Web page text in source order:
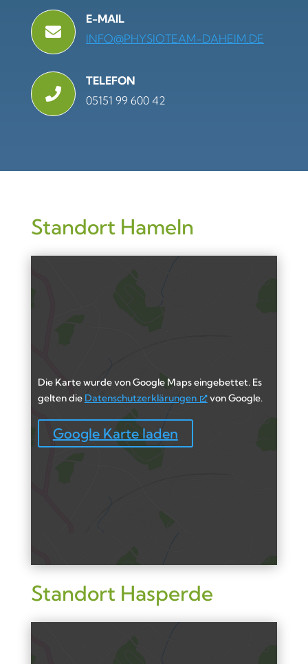

E-MAIL
INFO@PHYSIOTEAM-DAHEIM.DE

TELEFON
05151 99 600 42
Standort Hameln
Die Karte wurde von Google Maps eingebettet. Es
gelten die Datenschutzerklärungen von Google.
Google Karte laden
Standort Hasperde